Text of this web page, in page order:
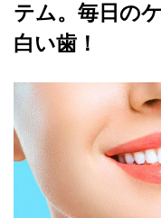
テム。毎日の
白い歯！